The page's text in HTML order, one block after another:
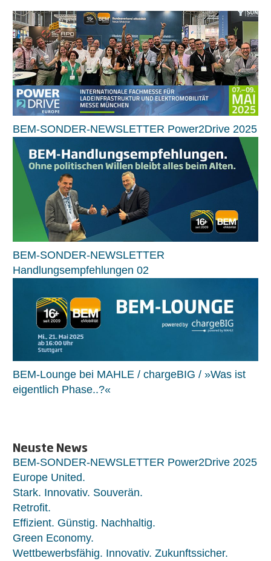
BEM-SONDER-NEWSLETTER Power2Drive 2025
BEM-SONDER-NEWSLETTER
Handlungsempfehlungen 02
BEM-Lounge bei MAHLE / chargeBIG / »Was ist
eigentlich Phase..?«
Neuste News
BEM-SONDER-NEWSLETTER Power2Drive 2025
Europe United.
Stark. Innovativ. Souverän.
Retrofit.
Effizient. Günstig. Nachhaltig.
Green Economy.
Wettbewerbsfähig. Innovativ. Zukunftssicher.